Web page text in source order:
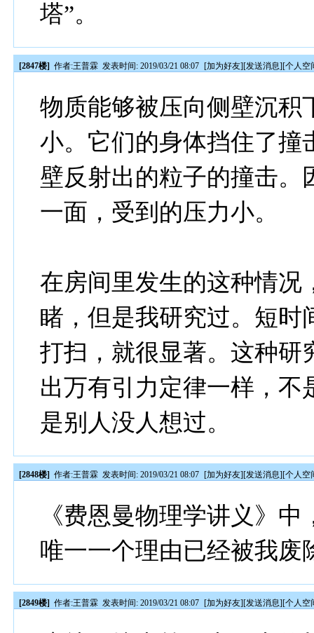
塔”。
[2847楼] 作者:王普霖 发表时间: 2019/03/21 08:07 [加为好友][发送消息][个人空
物质能够被压向侧壁沉积
小。它们的身体挡住了撞
壁反射出的粒子的撞击。
一面，受到的压力小。
在房间里发生的这种情况
睹，但是我研究过。短时
打扫，就很显著。这种研
出万有引力定律一样，不
是别人没人想过。
[2848楼] 作者:王普霖 发表时间: 2019/03/21 08:07 [加为好友][发送消息][个人空
《费恩曼物理学讲义》
唯一一个理由已经被我废
[2849楼] 作者:王普霖 发表时间: 2019/03/21 08:07 [加为好友][发送消息][个人空